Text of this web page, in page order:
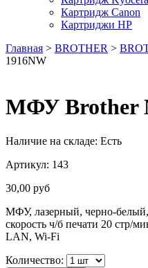
Картридж Canon
Картриджи HP
Главная > BROTHER >
1916NW
МФУ Brother
Наличие на складе: Есть
Артикул: 143
30,00 руб
МФУ, лазерный, черно-
скорость ч/б печати 20 стр/
LAN, Wi-Fi
Количество: